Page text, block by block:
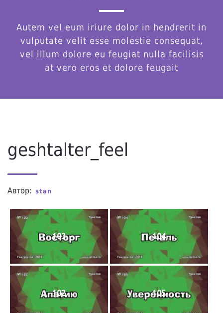
Autem vel eum iriure dolor in hendrerit in
vulputate velit esse molestie consequat,
vel illum dolore eu feugiat nulla facilisis
at vero eros et dolore feugait
geshtalter_feel
Автор: stan
103 104
102 105